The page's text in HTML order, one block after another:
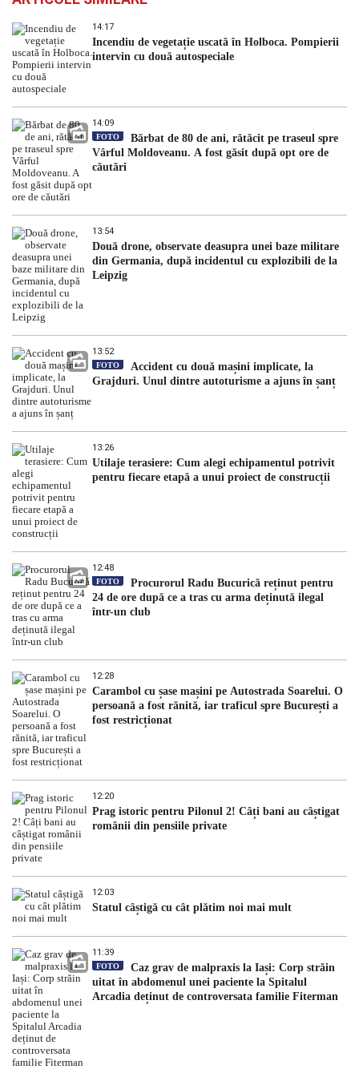
14:17
Incendiu de vegetație uscată în Holboca. Pompierii
intervin cu două autospeciale
14:09
FOTO
Bărbat de 80 de ani, rătăcit pe traseul spre
Vârful Moldoveanu. A fost găsit după opt ore de
căutări
13:54
Două drone, observate deasupra unei baze militare
din Germania, după incidentul cu explozibili de la
Leipzig
13:52
FOTO
Accident cu două mașini implicate, la
Grajduri. Unul dintre autoturisme a ajuns în șanț
13:26
Utilaje terasiere: Cum alegi echipamentul potrivit
pentru fiecare etapă a unui proiect de construcții
12:48
FOTO
Procurorul Radu Bucurică reținut pentru
24 de ore după ce a tras cu arma deținută ilegal
într-un club
12:28
Carambol cu șase mașini pe Autostrada Soarelui. O
persoană a fost rănită, iar traficul spre București a
fost restricționat
12:20
Prag istoric pentru Pilonul 2! Câți bani au câștigat
românii din pensiile private
12:03
Statul câștigă cu cât plătim noi mai mult
11:39
FOTO
Caz grav de malpraxis la Iași: Corp străin
uitat în abdomenul unei paciente la Spitalul
Arcadia deținut de controversata familie Fiterman